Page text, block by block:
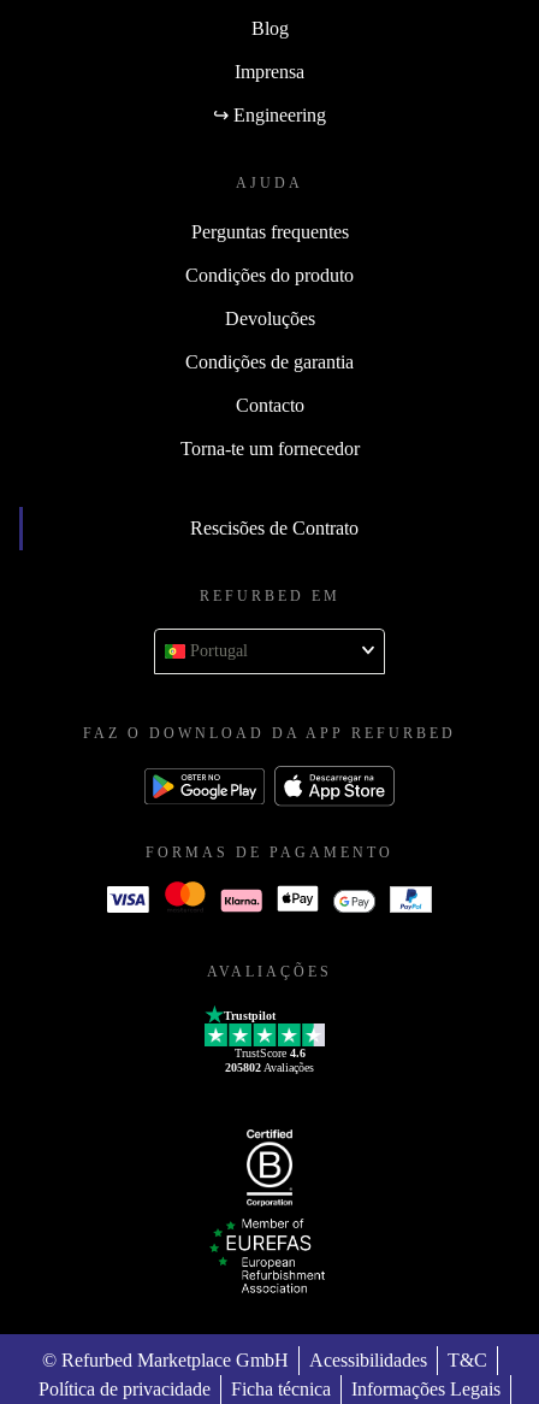
Blog
Imprensa
↪ Engineering
AJUDA
Perguntas frequentes
Condições do produto
Devoluções
Condições de garantia
Contacto
Torna-te um fornecedor
Rescisões de Contrato
REFURBED EM
Portugal
FAZ O DOWNLOAD DA APP REFURBED
FORMAS DE PAGAMENTO
AVALIAÇÕES
Trustpilot
TrustScore 4.6
205802 Avaliações
© Refurbed Marketplace GmbH Acessibilidades
T&C
Política de privacidade
Ficha técnica Informações Legais